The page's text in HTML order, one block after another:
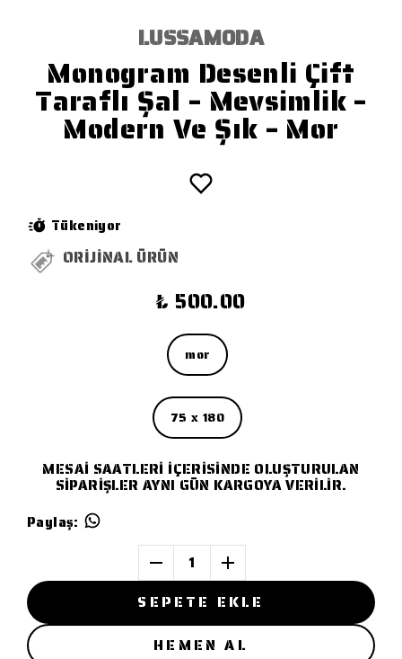
LUSSAMODA
Monogram Desenli Çift
Taraflı Şal – Mevsimlik –
Modern Ve Şık – Mor
Tükeniyor
ORİJİNAL ÜRÜN
₺ 500.00
mor
75 x 180
MESAİ SAATLERİ İÇERİSİNDE OLUŞTURULAN
SİPARİŞLER AYNI GÜN KARGOYA VERİLİR.
Paylaş:
1
SEPETE EKLE
HEMEN AL